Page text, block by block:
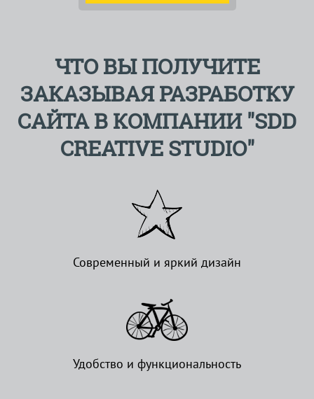
ЧТО ВЫ ПОЛУЧИТЕ
ЗАКАЗЫВАЯ РАЗРАБОТКУ
САЙТА В КОМПАНИИ "SDD
CREATIVE STUDIO"
Современный и яркий дизайн
Удобство и функциональность